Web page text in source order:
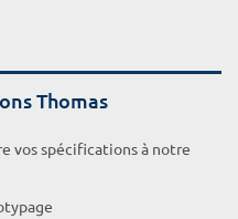
Thomas
vos spécifications à notre